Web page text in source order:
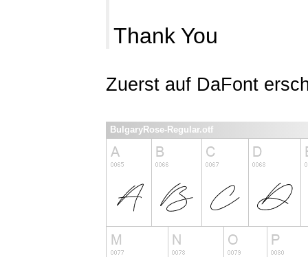
Thank You
Zuerst auf DaFont
BulgaryRose-Regular.otf